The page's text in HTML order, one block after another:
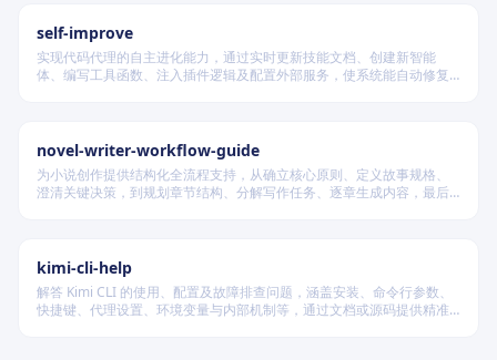
self-improve
实现代码代理的自主进化能力，通过实时更新技能文档、创建新智能
体、编写工具函数、注入插件逻辑及配置外部服务，使系统能自动修复
novel-writer-workflow-guide
为小说创作提供结构化全流程支持，从确立核心原则、定义故事规格、
澄清关键决策，到规划章节结构、分解写作任务、逐章生成内容，最后
kimi-cli-help
解答 Kimi CLI 的使用、配置及故障排查问题，涵盖安装、命令行参数、
快捷键、代理设置、环境变量与内部机制等，通过文档或源码提供精准